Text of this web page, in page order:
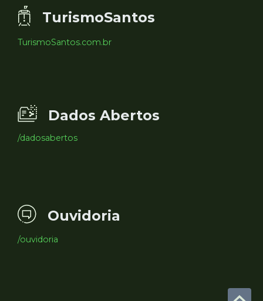
TurismoSantos
TurismoSantos.com.br
Dados Abertos
/dadosabertos
Ouvidoria
/ouvidoria